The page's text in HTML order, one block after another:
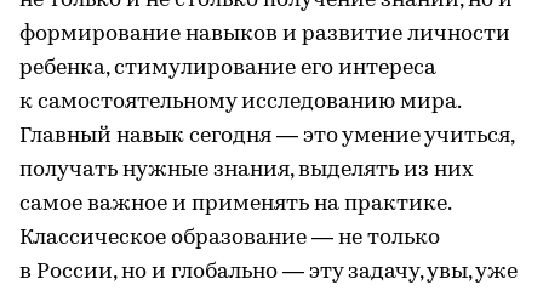
формирование навыков и развитие личности
ребенка, стимулирование его интереса
к самостоятельному исследованию мира.
Главный навык сегодня — это умение учиться,
получать нужные знания, выделять из них
самое важное и применять на практике.
Классическое образование — не только
в России, но и глобально — эту задачу, увы, уже